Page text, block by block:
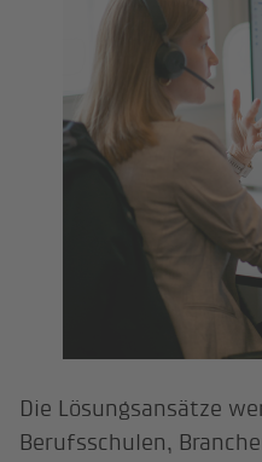
Die Lösungsansätze
Berufsschulen,